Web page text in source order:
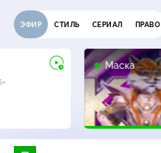
ЭФИР СТИЛЬ СЕРИАЛ ПРАВО
Маска
12+